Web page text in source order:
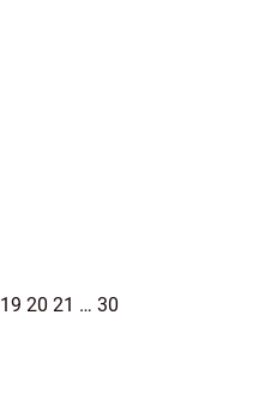
19 20 21 … 30